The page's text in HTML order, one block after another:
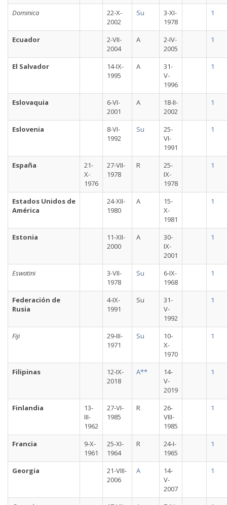
Dominica
22-X-
2002
Su
3-XI-
1978
1
Ecuador
2-VII-
2004
A
2-IV-
2005
1
El Salvador
14-IX-
1995
A
31-
V-
1996
1
Eslovaquia
6-VI-
2001
A
18-II-
2002
1
Eslovenia
8-VI-
1992
Su
25-
VI-
1991
1
España
21-
X-
1976
27-VII-
1978
R
25-
IX-
1978
1
Estados Unidos de
América
24-XII-
1980
A
15-
X-
1981
1
Estonia
11-XII-
2000
A
30-
IX-
2001
1
Eswatini
3-VII-
1978
Su
6-IX-
1968
1
Federación de
Rusia
4-IX-
1991
Su
31-
V-
1992
1
Fiji
29-III-
1971
Su
10-
X-
1970
1
Filipinas
12-IX-
2018
A**
14-
V-
2019
1
Finlandia
13-
III-
1962
27-VI-
1985
R
26-
VIII-
1985
1
Francia
9-X-
1961
25-XI-
1964
R
24-I-
1965
1
Georgia
21-VIII-
2006
A
14-
V-
2007
1